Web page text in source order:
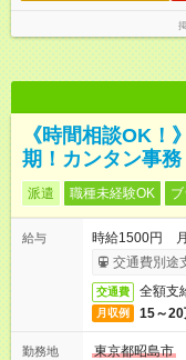
《時間相談OK！
期！カンタン事務
派遣 職種未経験OK
給与
時給1500円
交通費別途
交通費 全額支
月収例 15～20
勤務地
東京都昭島市